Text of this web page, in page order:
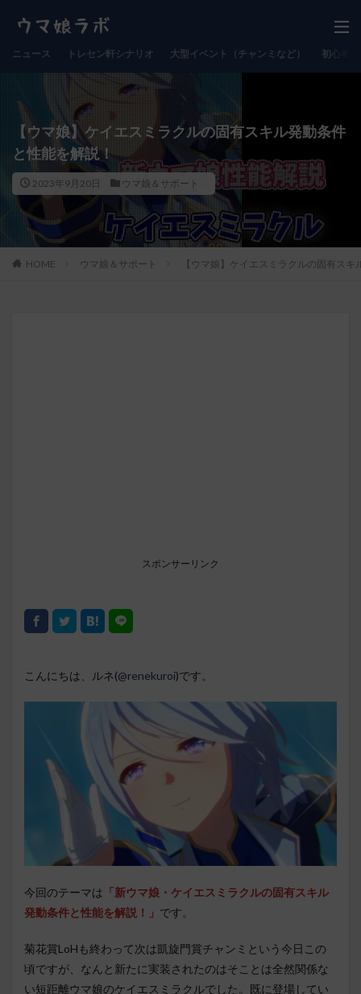
ニュース トレセン軒シナリオ 大型イベント（チャンミなど） 初心者
【ウマ娘】ケイエスミラクルの固有スキル発動条件
と性能を解説！
2023年9月20日 ウマ娘＆サポート
HOME ウマ娘＆サポート 【ウマ娘】ケイエスミラクルの固有ス
スポンサーリンク
こんにちは、ルネ(@renekuroi)です。
今回のテーマは 「新ウマ娘・ケイエスミラクルの固有スキル
発動条件と性能を解説！」 です。
菊花賞LoHも終わって次は凱旋門賞チャンミという今日この
頃ですが、なんと新たに実装されたのはそことは全然関係な
い短距離ウマ娘のケイエスミラクルでした。既に登場してい